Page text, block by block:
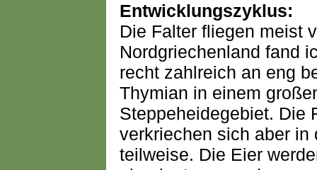
Entwicklungszyklus:
Die Falter fliegen meist
Nordgriechenland fand
recht zahlreich an eng
Thymian in einem
Steppeheidegebiet. Die
verkriechen sich aber in
teilweise. Die Eier